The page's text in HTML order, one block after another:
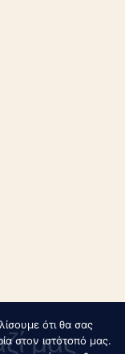
μας
ότι θα σας
στον ιστότοπό μας.